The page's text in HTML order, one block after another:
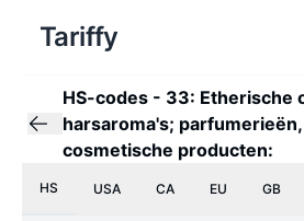
Tariffy
HS-codes - 33: Etherische
harsaroma's;
cosmetische producten:
HS USA CA EU GB